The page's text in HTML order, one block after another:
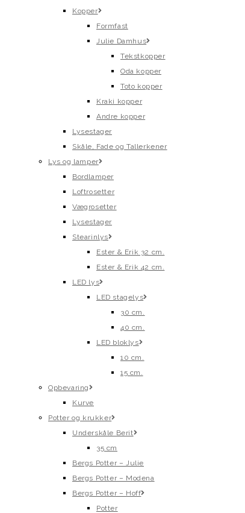
Kopper
Formfast
Julie Damhus
Tekstkopper
Oda kopper
Toto kopper
Kraki kopper
Andre kopper
Lysestager
Skåle, Fade og Tallerkener
Lys og lamper
Bordlamper
Loftrosetter
Vægrosetter
Lysestager
Stearinlys
Ester & Erik 32 cm.
Ester & Erik 42 cm.
LED lys
LED stagelys
30 cm.
40 cm.
LED bloklys
10 cm.
15 cm.
Opbevaring
Kurve
Potter og krukker
Underskåle Berit
35 cm
Bergs Potter – Julie
Bergs Potter – Modena
Bergs Potter – Hoff
Potter